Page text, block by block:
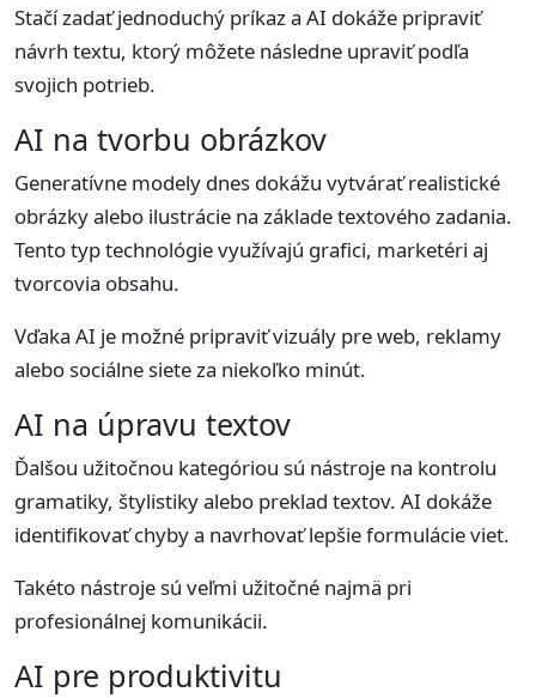
Stačí zadať jednoduchý príkaz a AI dokáže pripraviť
návrh textu, ktorý môžete následne upraviť podľa
svojich potrieb.
AI na tvorbu obrázkov
Generatívne modely dnes dokážu vytvárať realistické
obrázky alebo ilustrácie na základe textového zadania.
Tento typ technológie využívajú grafici, marketéri aj
tvorcovia obsahu.
Vďaka AI je možné pripraviť vizuály pre web, reklamy
alebo sociálne siete za niekoľko minút.
AI na úpravu textov
Ďalšou užitočnou kategóriou sú nástroje na kontrolu
gramatiky, štylistiky alebo preklad textov. AI dokáže
identifikovať chyby a navrhovať lepšie formulácie viet.
Takéto nástroje sú veľmi užitočné najmä pri
profesionálnej komunikácii.
AI pre produktivitu